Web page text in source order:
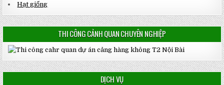
Hạt giống
THI CÔNG CẢNH QUAN CHUYÊN NGHIỆP
DỊCH VỤ